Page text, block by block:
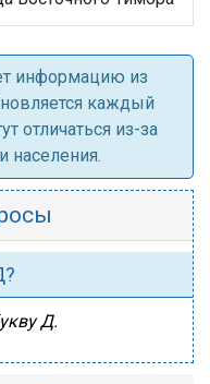
информацию из
каждый
отличаться из-за
населения.
Д.